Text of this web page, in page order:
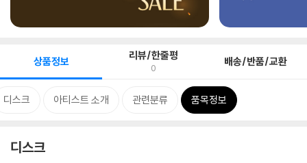
상품정보 리뷰/한줄평
0 배송/반품/교환
디스크 아티스트 소개 관련분류 품목정보
디스크